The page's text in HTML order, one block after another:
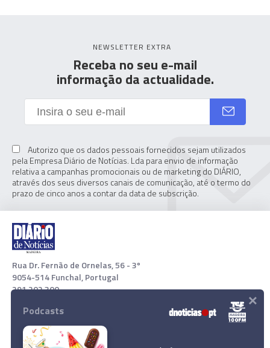
NEWSLETTER EXTRA
Receba no seu e-mail
informação da actualidade.
Autorizo que os dados pessoais fornecidos sejam utilizados
pela Empresa Diário de Notícias. Lda para envio de informação
relativa a campanhas promocionais ou de marketing do DIÁRIO,
através dos seus diversos canais de comunicação, até o termo do
prazo de cinco anos a contar da data de subscrição.
Rua Dr. Fernão de Ornelas, 56 - 3º
9054-514 Funchal, Portugal
291 202 300
Download App
Podcasts ×